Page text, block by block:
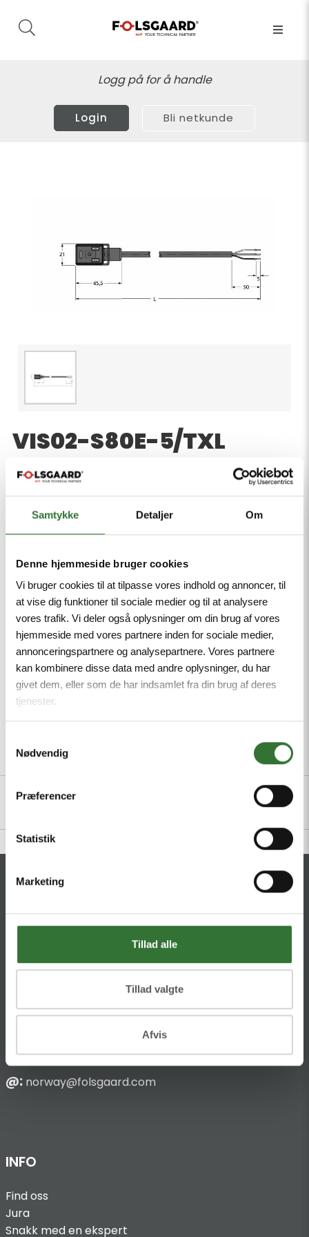
Samtykke Detaljer Om
Denne hjemmeside bruger cookies
Vi bruger cookies til at tilpasse vores indhold og annoncer, til
at vise dig funktioner til sociale medier og til at analysere
vores trafik. Vi deler også oplysninger om din brug af vores
hjemmeside med vores partnere inden for sociale medier,
annonceringspartnere og analysepartnere. Vores partnere
kan kombinere disse data med andre oplysninger, du har
givet dem, eller som de har indsamlet fra din brug af deres
tjenester.
Nødvendig
Præferencer
Statistik
Marketing
Tillad alle
Tillad valgte
Afvis
Logg på for å handle
Login Bli netkunde
VIS02-S80E-5/TXL
Valve connector BI type, Connection Cable, 2-pin +
RoHS-compliant, Protection class: IP65, IP67, IP68,
Protective component: Transil diode, Sheath
chain use, Resistant to weld splatter, Resistant to
chemicals and oils, UV and ozone resistance, Flame
retardant, Free from halogen, silicone, PVC and
LABS, Cable length 5 m
Minimum order quantity: 1
Beskrivelse
KONTAKT
HQ:Theilgaards Torv 1
Hans Følsgaard AS
Bark Silas Vei 8
T:+47 37 090 940
@: norway@folsgaard.com
INFO
Find oss
Jura
Snakk med en ekspert